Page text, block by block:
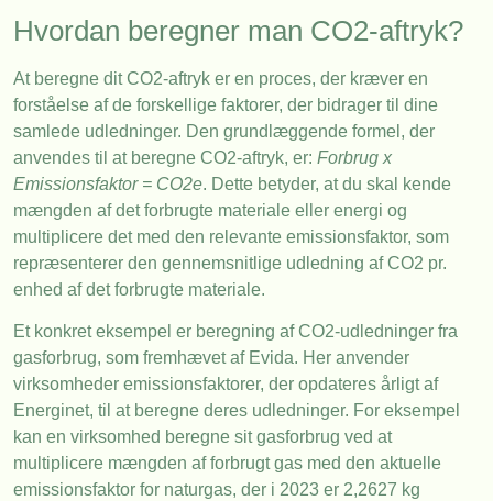
Hvordan beregner man CO2-aftryk?
At beregne dit CO2-aftryk er en proces, der kræver en
forståelse af de forskellige faktorer, der bidrager til dine
samlede udledninger. Den grundlæggende formel, der
anvendes til at beregne CO2-aftryk, er: Forbrug x
Emissionsfaktor = CO2e. Dette betyder, at du skal kende
mængden af det forbrugte materiale eller energi og
multiplicere det med den relevante emissionsfaktor, som
repræsenterer den gennemsnitlige udledning af CO2 pr.
enhed af det forbrugte materiale.
Et konkret eksempel er beregning af CO2-udledninger fra
gasforbrug, som fremhævet af Evida. Her anvender
virksomheder emissionsfaktorer, der opdateres årligt af
Energinet, til at beregne deres udledninger. For eksempel
kan en virksomhed beregne sit gasforbrug ved at
multiplicere mængden af forbrugt gas med den aktuelle
emissionsfaktor for naturgas, der i 2023 er 2,2627 kg